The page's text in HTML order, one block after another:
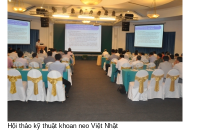
Hội thảo kỹ thuật khoan neo Việt Nhật